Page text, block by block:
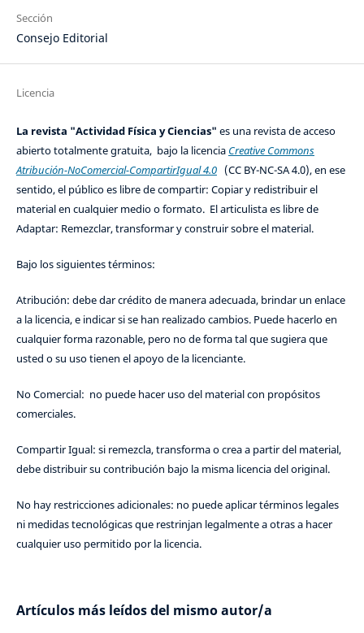
Sección
Consejo Editorial
Licencia
La revista "Actividad Física y Ciencias" es una revista de acceso
abierto totalmente gratuita, bajo la licencia Creative Commons
Atribución-NoComercial-CompartirIgual 4.0(CC BY-NC-SA 4.0), en ese
sentido, el público es libre de compartir: Copiar y redistribuir el
material en cualquier medio o formato. El articulista es libre de
Adaptar: Remezclar, transformar y construir sobre el material.
Bajo los siguientes términos:
Atribución: debe dar crédito de manera adecuada, brindar un enlace
a la licencia, e indicar si se han realizado cambios. Puede hacerlo en
cualquier forma razonable, pero no de forma tal que sugiera que
usted o su uso tienen el apoyo de la licenciante.
No Comercial: no puede hacer uso del material con propósitos
comerciales.
Compartir Igual: si remezcla, transforma o crea a partir del material,
debe distribuir su contribución bajo la misma licencia del original.
No hay restricciones adicionales: no puede aplicar términos legales
ni medidas tecnológicas que restrinjan legalmente a otras a hacer
cualquier uso permitido por la licencia.
Artículos más leídos del mismo autor/a